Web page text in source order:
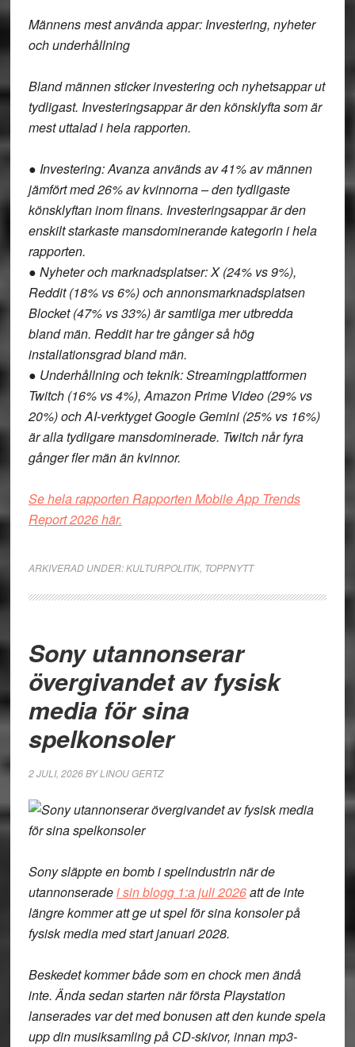
Männens mest använda appar: Investering, nyheter
och underhållning
Bland männen sticker investering och nyhetsappar ut
tydligast. Investeringsappar är den könsklyfta som är
mest uttalad i hela rapporten.
● Investering: Avanza används av 41% av männen
jämfört med 26% av kvinnorna – den tydligaste
könsklyftan inom finans. Investeringsappar är den
enskilt starkaste mansdominerande kategorin i hela
rapporten.
● Nyheter och marknadsplatser: X (24% vs 9%),
Reddit (18% vs 6%) och annonsmarknadsplatsen
Blocket (47% vs 33%) är samtliga mer utbredda
bland män. Reddit har tre gånger så hög
installationsgrad bland män.
● Underhållning och teknik: Streamingplattformen
Twitch (16% vs 4%), Amazon Prime Video (29% vs
20%) och AI-verktyget Google Gemini (25% vs 16%)
är alla tydligare mansdominerade. Twitch når fyra
gånger fler män än kvinnor.
Se hela rapporten Rapporten Mobile App Trends
Report 2026 här.
ARKIVERAD UNDER:KULTURPOLITIK, TOPPNYTT
Sony utannonserar
övergivandet av fysisk
media för sina
spelkonsoler
2 JULI, 2026BYLINOU GERTZ
Sony släppte en bomb i spelindustrin när de
utannonseradei sin blogg 1:a juli 2026att de inte
längre kommer att ge ut spel för sina konsoler på
fysisk media med start januari 2028.
Beskedet kommer både som en chock men ändå
inte. Ända sedan starten när första Playstation
lanserades var det med bonusen att den kunde spela
upp din musiksamling på CD-skivor, innan mp3-